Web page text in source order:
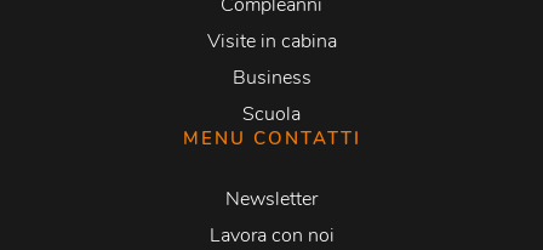
Visite in cabina
Business
Scuola
MENU CONTATTI
Newsletter
Lavora con noi